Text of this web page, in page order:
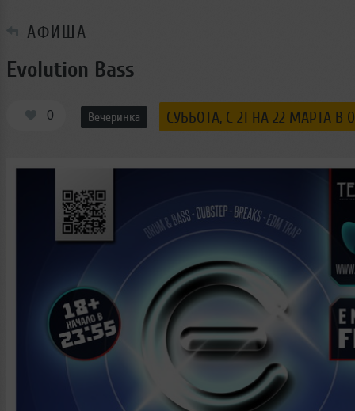
АФИША
Evolution Bass
0 Вечеринка СУББОТА, C 21 НА 22 МАРТА В